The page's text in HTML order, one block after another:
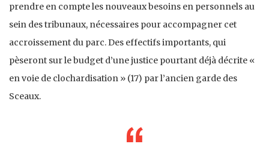
prendre en compte les nouveaux besoins en personnels au
sein des tribunaux, nécessaires pour accompagner cet
accroissement du parc. Des effectifs importants, qui
pèseront sur le budget d’une justice pourtant déjà décrite «
en voie de clochardisation » (17) par l’ancien garde des
Sceaux.